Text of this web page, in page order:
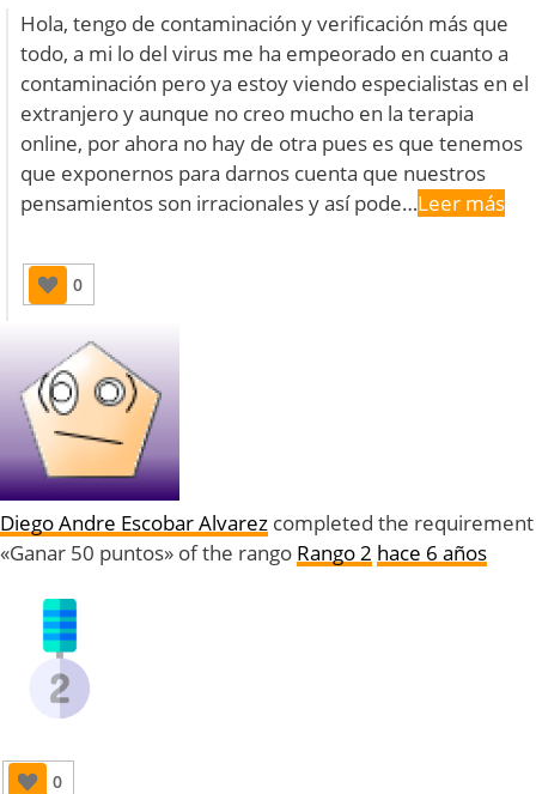
Hola, tengo de contaminación y verificación más que
todo, a mi lo del virus me ha empeorado en cuanto a
contaminación pero ya estoy viendo especialistas en el
extranjero y aunque no creo mucho en la terapia
online, por ahora no hay de otra pues es que tenemos
que exponernos para darnos cuenta que nuestros
pensamientos son irracionales y así pode…Leer más
0
Diego Andre Escobar Alvarez completed the requirement
«Ganar 50 puntos» of the rango Rango 2 hace 6 años
0